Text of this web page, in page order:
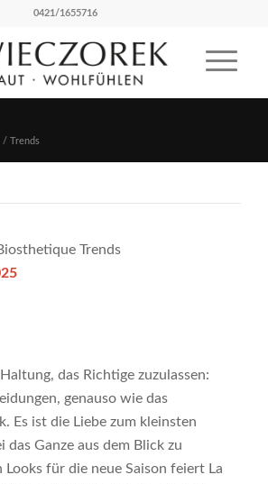
0421/1655716
/ Trends
Trends
das Richtige zuzulassen:
genauso wie das
Es ist die Liebe zum kleinsten
das Ganze aus dem Blick zu
für die neue Saison feiert La